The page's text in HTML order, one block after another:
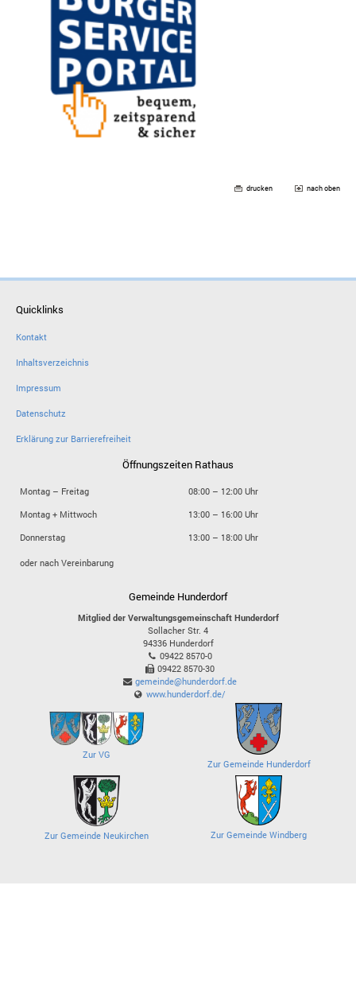
drucken nach oben
Quicklinks
Kontakt
Inhaltsverzeichnis
Impressum
Datenschutz
Erklärung zur Barrierefreiheit
Öffnungszeiten Rathaus
Montag – Freitag
08:00 – 12:00 Uhr
Montag + Mittwoch
13:00 – 16:00 Uhr
Donnerstag
13:00 – 18:00 Uhr
oder nach Vereinbarung
Gemeinde Hunderdorf
Mitglied der Verwaltungsgemeinschaft Hunderdorf
Sollacher Str. 4
94336 Hunderdorf
09422 8570-0
09422 8570-30
gemeinde@hunderdorf.de
www.hunderdorf.de/
Zur VG
Zur Gemeinde Hunderdorf
Zur Gemeinde Neukirchen Zur Gemeinde Windberg